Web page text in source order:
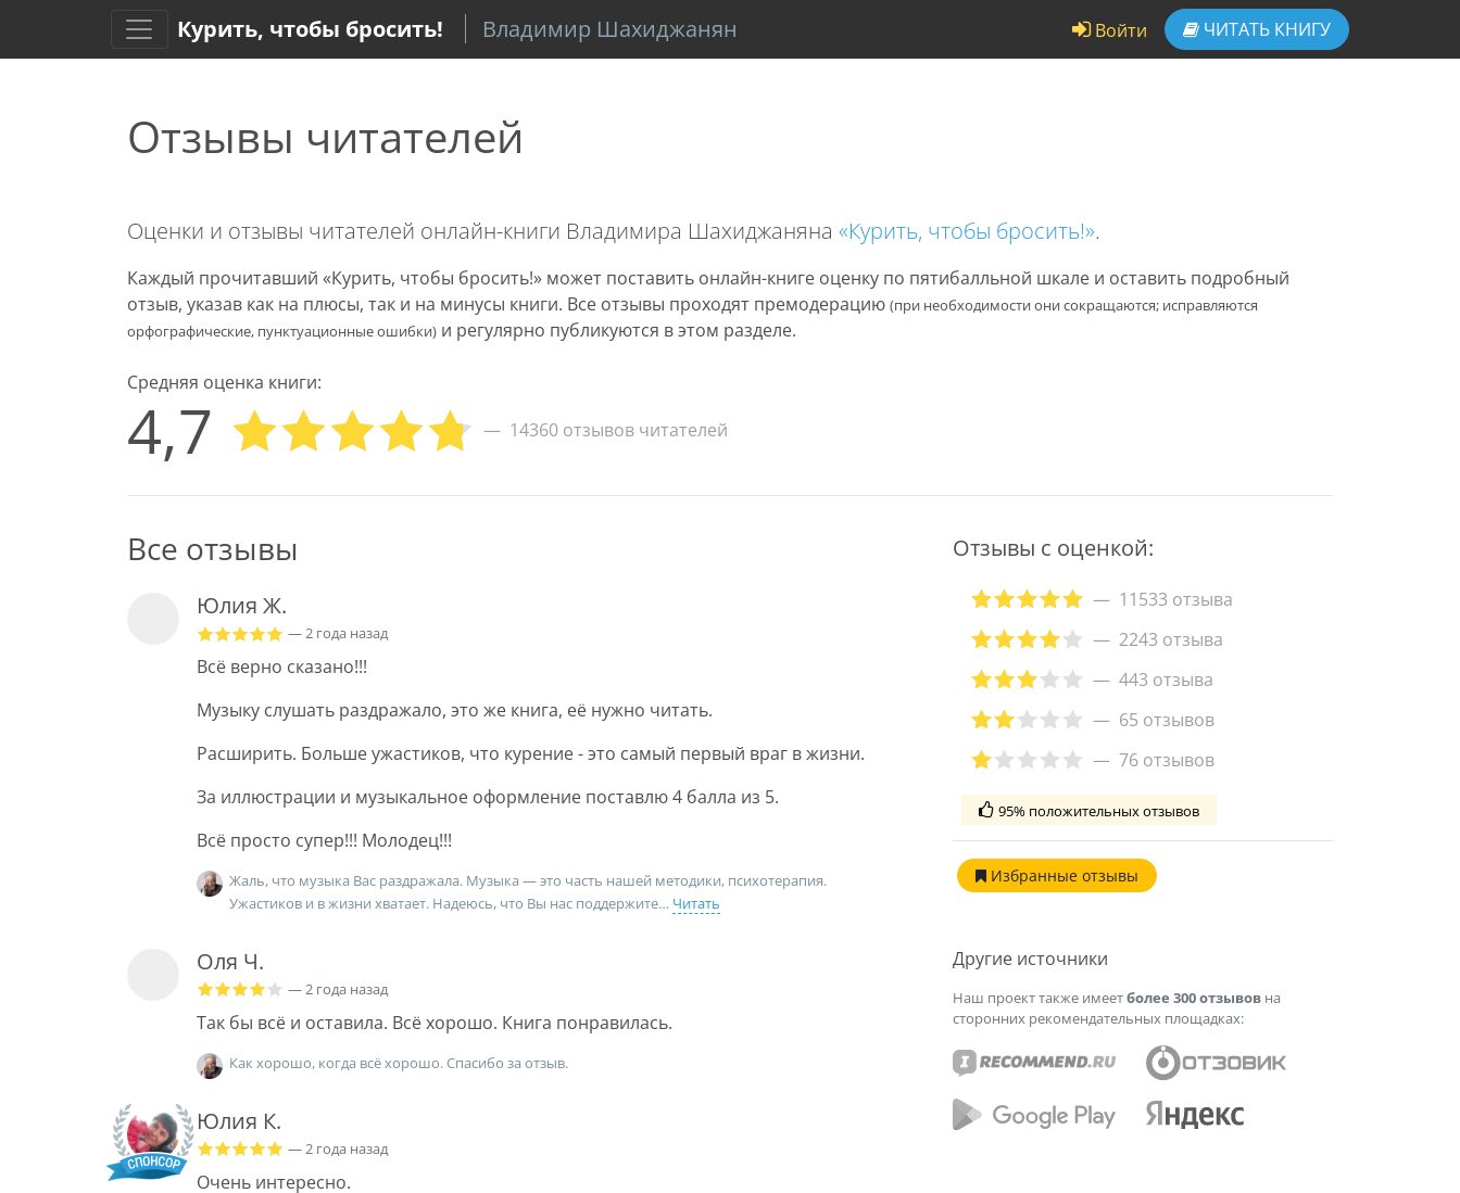
Курить, чтобы бросить! Владимир Шахиджанян Войти ЧИТАТЬ КНИГУ
Отзывы читателей
Оценки и отзывы читателей онлайн-книги Владимира Шахиджаняна «Курить, чтобы бросить!».
Каждый прочитавший «Курить, чтобы бросить!» может поставить онлайн-книге оценку по пятибалльной шкале и оставить подробный
отзыв, указав как на плюсы, так и на минусы книги. Все отзывы проходят премодерацию (при необходимости они сокращаются; исправляются
орфографические, пунктуационные ошибки) и регулярно публикуются в этом разделе.
Средняя оценка книги:
4,7 14360 отзывов читателей
Все отзывы
Юлия Ж.
— 2 года назад
Всё верно сказано!!!
Музыку слушать раздражало, это же книга, её нужно читать.
Расширить. Больше ужастиков, что курение - это самый первый враг в жизни.
За иллюстрации и музыкальное оформление поставлю 4 балла из 5.
Всё просто супер!!! Молодец!!!
Жаль, что музыка Вас раздражала. Музыка — это часть нашей методики, психотерапия.
Ужастиков и в жизни хватает. Надеюсь, что Вы нас поддержите
Читать
Оля Ч.
— 2 года назад
Так бы всё и оставила. Всё хорошо. Книга понравилась.
Как хорошо, когда всё хорошо. Спасибо за отзыв.
Юлия К.
— 2 года назад
Очень интересно.
Отзывы с оценкой:
11533 отзыва
2243 отзыва
443 отзыва
65 отзывов
76 отзывов
95% положительных отзывов
Избранные отзывы
Другие источники
Наш проект также имеетболее 300 отзывов на
сторонних рекомендательных площадках: